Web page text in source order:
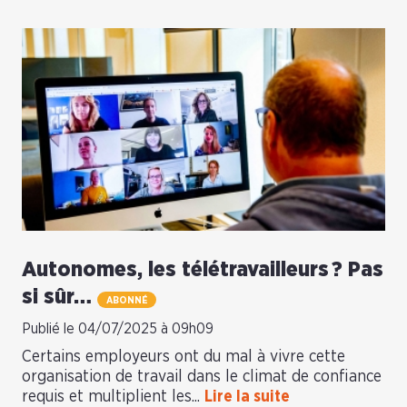
Autonomes, les télétravailleurs ? Pas
si sûr…
ABONNÉ
Publié le 04/07/2025 à 09h09
Certains employeurs ont du mal à vivre cette
organisation de travail dans le climat de confiance
requis et multiplient les... Lire la suite